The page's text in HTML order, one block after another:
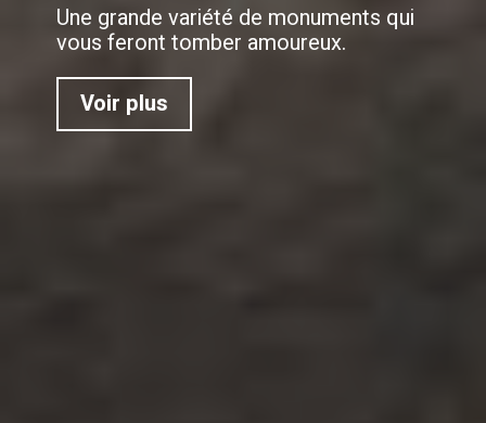
Une grande variété de monuments qui
vous feront tomber amoureux.
Voir plus